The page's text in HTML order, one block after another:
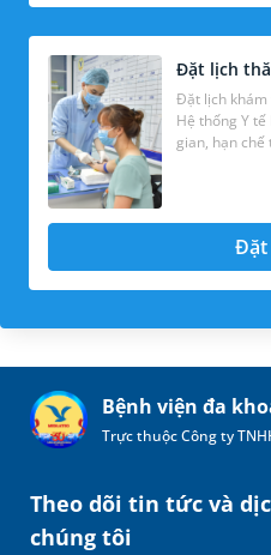
Đặt lịch
Đặt lịch khám
Hệ thống Y tế
Đặt
Bệnh viện đa
Trực thuộc Công ty
Theo dõi tin tức và
chúng tôi